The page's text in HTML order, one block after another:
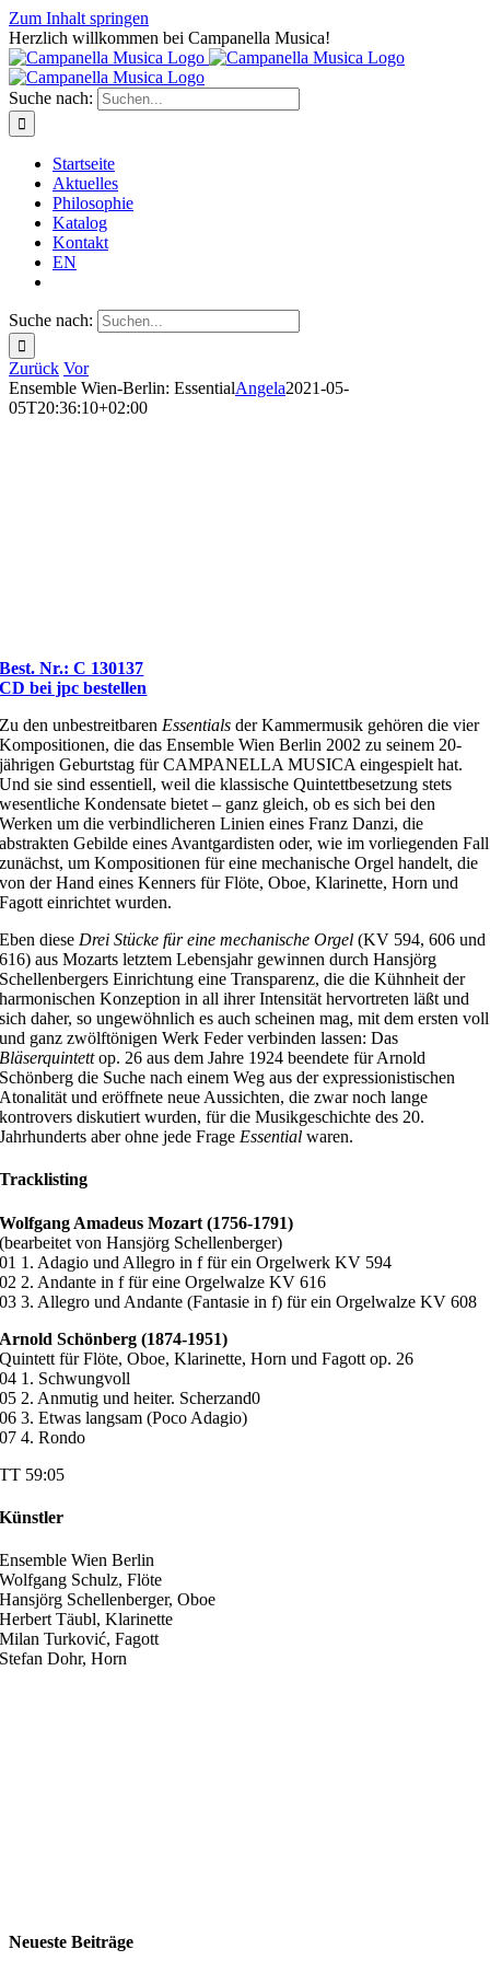
Zum Inhalt springen
Herzlich willkommen bei Campanella Musica!
Suche nach:
Startseite
Aktuelles
Philosophie
Katalog
Kontakt
EN
Suche nach:
Zurück Vor
Ensemble Wien-Berlin: EssentialAngela2021-05-
05T20:36:10+02:00
Best. Nr.: C 130137
CD bei jpc bestellen
Zu den unbestreitbaren Essentialsder Kammermusik gehören die vier
Kompositionen, die das Ensemble Wien Berlin 2002 zu seinem 20-
jährigen Geburtstag für CAMPANELLA MUSICA eingespielt hat.
Und sie sind essentiell, weil die klassische Quintettbesetzung stets
wesentliche Kondensate bietet – ganz gleich, ob es sich bei den
Werken um die verbindlicheren Linien eines Franz Danzi, die
abstrakten Gebilde eines Avantgardisten oder, wie im vorliegenden Fall
zunächst, um Kompositionen für eine mechanische Orgel handelt, die
von der Hand eines Kenners für Flöte, Oboe, Klarinette, Horn und
Fagott einrichtet wurden.
Eben diese Drei Stücke für eine mechanische Orgel(KV 594, 606 und
616) aus Mozarts letztem Lebensjahr gewinnen durch Hansjörg
Schellenbergers Einrichtung eine Transparenz, die die Kühnheit der
harmonischen Konzeption in all ihrer Intensität hervortreten läßt und
sich daher, so ungewöhnlich es auch scheinen mag, mit dem ersten voll
und ganz zwölftönigen Werk Feder verbinden lassen: Das
Bläserquintettop. 26 aus dem Jahre 1924 beendete für Arnold
Schönberg die Suche nach einem Weg aus der expressionistischen
Atonalität und eröffnete neue Aussichten, die zwar noch lange
kontrovers diskutiert wurden, für die Musikgeschichte des 20.
Jahrhunderts aber ohne jede Frage Essentialwaren.
Tracklisting
Wolfgang Amadeus Mozart (1756-1791)
(bearbeitet von Hansjörg Schellenberger)
01 1. Adagio und Allegro in f für ein Orgelwerk KV 594
02 2. Andante in f für eine Orgelwalze KV 616
03 3. Allegro und Andante (Fantasie in f) für ein Orgelwalze KV 608
Arnold Schönberg (1874-1951)
Quintett für Flöte, Oboe, Klarinette, Horn und Fagott op. 26
04 1. Schwungvoll
05 2. Anmutig und heiter. Scherzand0
06 3. Etwas langsam (Poco Adagio)
07 4. Rondo
TT 59:05
Künstler
Ensemble Wien Berlin
Wolfgang Schulz, Flöte
Hansjörg Schellenberger, Oboe
Herbert Täubl, Klarinette
Milan Turković, Fagott
Stefan Dohr, Horn
Neueste Beiträge